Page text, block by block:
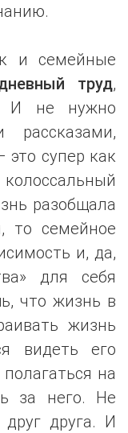
и семейные
труд,
И не нужно
рассказами,
это супер как
разобщала
то семейное
и, да,
для себя
что жизнь в
жизнь
видеть его
на
за него. Не
друг друга. И